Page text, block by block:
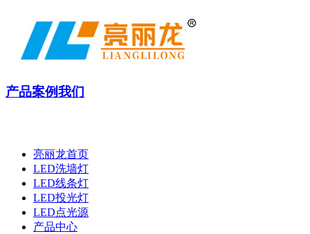
产品案例我们
亮丽龙首页
LED洗墙灯
LED线条灯
LED投光灯
LED点光源
产品中心